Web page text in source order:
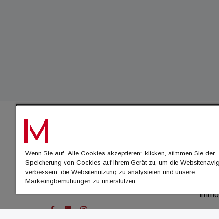
Wenn Sie auf „Alle Cookies akzeptieren“ klicken, stimmen Sie der
Speicherung von Cookies auf Ihrem Gerät zu, um die
verbessern, die Websitenutzung zu analysieren und unsere
Marketingbemühungen zu unterstützen.